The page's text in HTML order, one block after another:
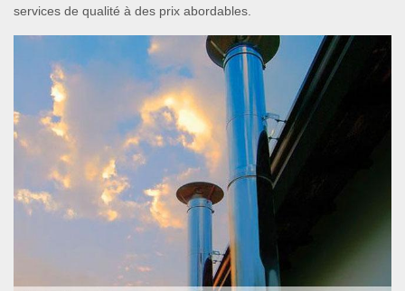
services de qualité à des prix abordables.